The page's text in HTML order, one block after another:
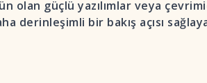
olan güçlü yazılımlar veya
derinleşimli bir bakış açısı